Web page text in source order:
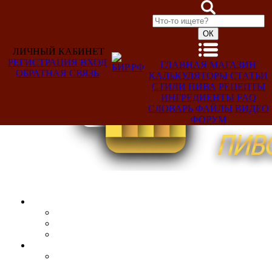
Добро
ЛИЧНЫЙ КАБИНЕТ
РЕГИСТРАЦИЯ ВХОД
ОБРАТНАЯ СВЯЗЬ
ГЛАВНАЯ МАГАЗИН
КАЛЬКУЛЯТОРЫ СТАТЬИ
СТИЛИ ПИВА РЕЦЕПТЫ
ИНГРЕДИЕНТЫ FAQ
СЛОВАРЬ ФАЙЛЫ ВИДЕО
ФОРУМ